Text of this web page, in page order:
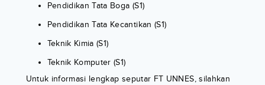
Pendidikan Tata Boga (S1)
Pendidikan Tata Kecantikan (S1)
Teknik Kimia (S1)
Teknik Komputer (S1)
Untuk informasi lengkap seputar FT UNNES, silahkan